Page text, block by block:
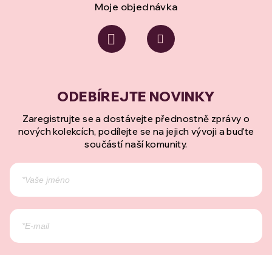
Moje objednávka
Zaregistrujte se a dostávejte přednostně zprávy o
nových kolekcích, podílejte se na jejich vývoji a buďte
součástí naší komunity.